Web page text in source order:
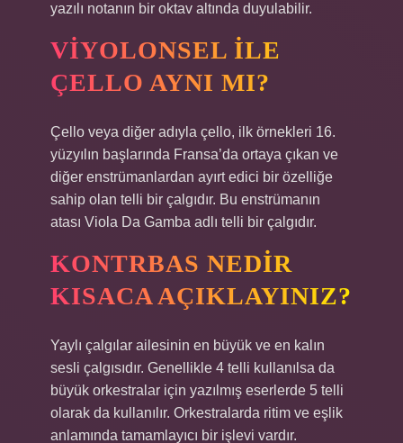
yazılı notanın bir oktav altında duyulabilir.
VIYOLONSEL ILE
ÇELLO AYNI MI?
Çello veya diğer adıyla çello, ilk örnekleri 16.
yüzyılın başlarında Fransa’da ortaya çıkan ve
diğer enstrümanlardan ayırt edici bir özelliğe
sahip olan telli bir çalgıdır. Bu enstrümanın
atası Viola Da Gamba adlı telli bir çalgıdır.
KONTRBAS NEDIR
KISACA AÇIKLAYINIZ?
Yaylı çalgılar ailesinin en büyük ve en kalın
sesli çalgısıdır. Genellikle 4 telli kullanılsa da
büyük orkestralar için yazılmış eserlerde 5 telli
olarak da kullanılır. Orkestralarda ritim ve eşlik
anlamında tamamlayıcı bir işlevi vardır.